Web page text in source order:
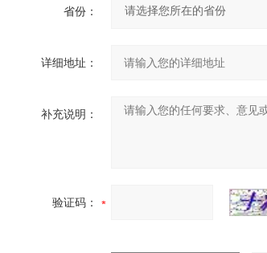
省份：
详细地址：
补充说明：
验证码：